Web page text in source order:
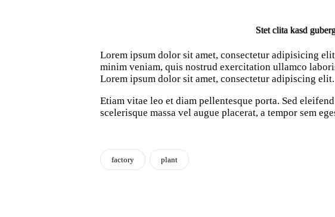
Stet clita kasd
Lorem ipsum dolor sit amet, consectetur adipisicing
minim veniam, quis nostrud exercitation ullamco
Lorem ipsum dolor sit amet, consectetur adipiscing elit.
Etiam vitae leo et diam pellentesque porta. Sed
scelerisque massa vel augue placerat, a tempor sem
factory plant